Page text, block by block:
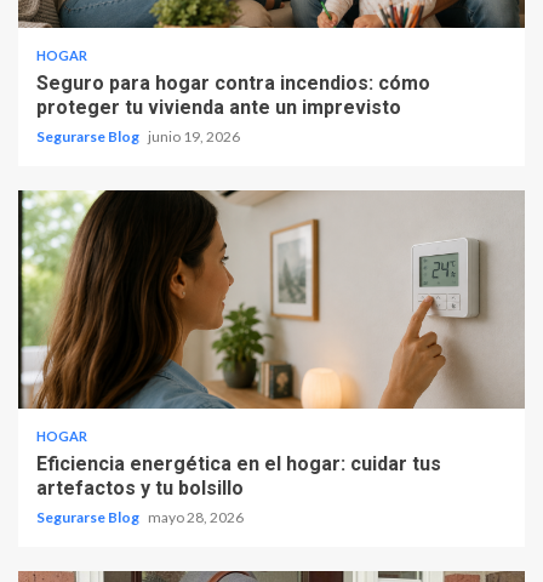
HOGAR
Seguro para hogar contra incendios: cómo
proteger tu vivienda ante un imprevisto
Segurarse Blog junio 19, 2026
HOGAR
Eficiencia energética en el hogar: cuidar tus
artefactos y tu bolsillo
Segurarse Blog mayo 28, 2026